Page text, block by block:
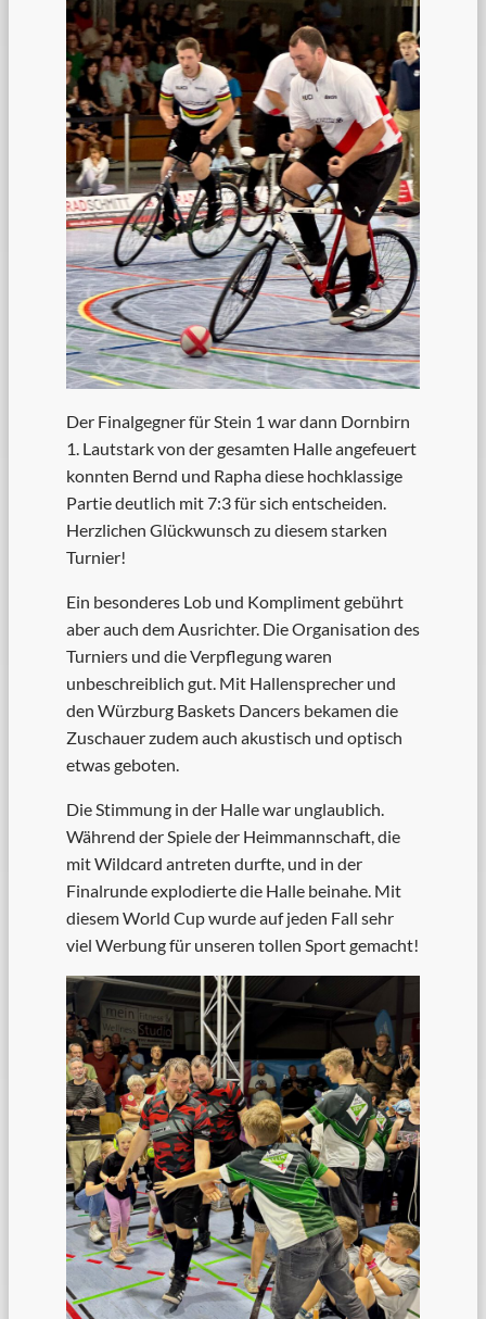
Der Finalgegner für Stein 1 war dann Dornbirn
1. Lautstark von der gesamten Halle angefeuert
konnten Bernd und Rapha diese hochklassige
Partie deutlich mit 7:3 für sich entscheiden.
Herzlichen Glückwunsch zu diesem starken
Turnier!
Ein besonderes Lob und Kompliment gebührt
aber auch dem Ausrichter. Die Organisation des
Turniers und die Verpflegung waren
unbeschreiblich gut. Mit Hallensprecher und
den Würzburg Baskets Dancers bekamen die
Zuschauer zudem auch akustisch und optisch
etwas geboten.
Die Stimmung in der Halle war unglaublich.
Während der Spiele der Heimmannschaft, die
mit Wildcard antreten durfte, und in der
Finalrunde explodierte die Halle beinahe. Mit
diesem World Cup wurde auf jeden Fall sehr
viel Werbung für unseren tollen Sport gemacht!